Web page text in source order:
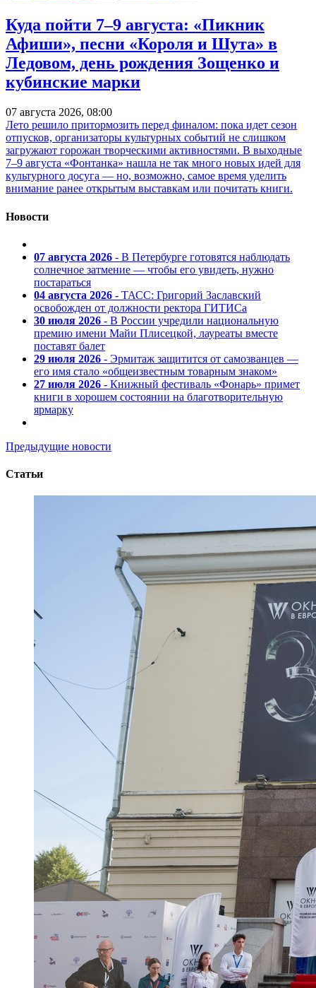
Куда пойти 7–9 августа: «Пикник
Афиши», песни «Короля и Шута» в
Ледовом, день рождения Зощенко и
кубинские марки
07 августа 2026, 08:00
Лето решило притормозить перед финалом: пока идет сезон
отпусков, организаторы культурных событий не слишком
загружают горожан творческими активностями. В выходные
7–9 августа «Фонтанка» нашла не так много новых идей для
культурного досуга — но, возможно, самое время уделить
внимание ранее открытым выставкам или почитать книги.
Новости
07 августа 2026 - В Петербурге готовятся наблюдать
солнечное затмение — чтобы его увидеть, нужно
постараться
04 августа 2026 - ТАСС: Григорий Заславский
освобожден от должности ректора ГИТИСа
30 июля 2026 - В России учредили национальную
премию имени Майи Плисецкой, лауреаты вместе
поставят балет
29 июля 2026 - Эрмитаж защитится от самозванцев —
его имя стало «общеизвестным товарным знаком»
27 июля 2026 - Книжный фестиваль «Фонарь» примет
книги в хорошем состоянии на благотворительную
ярмарку
Предыдущие новости
Статьи